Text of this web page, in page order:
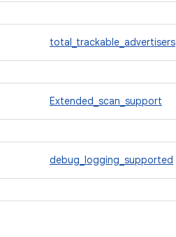
total_trackable_advertisers
Extended_scan_support
debug_logging_supported